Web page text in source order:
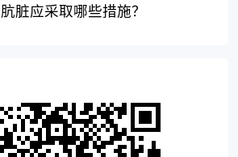
脏应采取哪些措施？